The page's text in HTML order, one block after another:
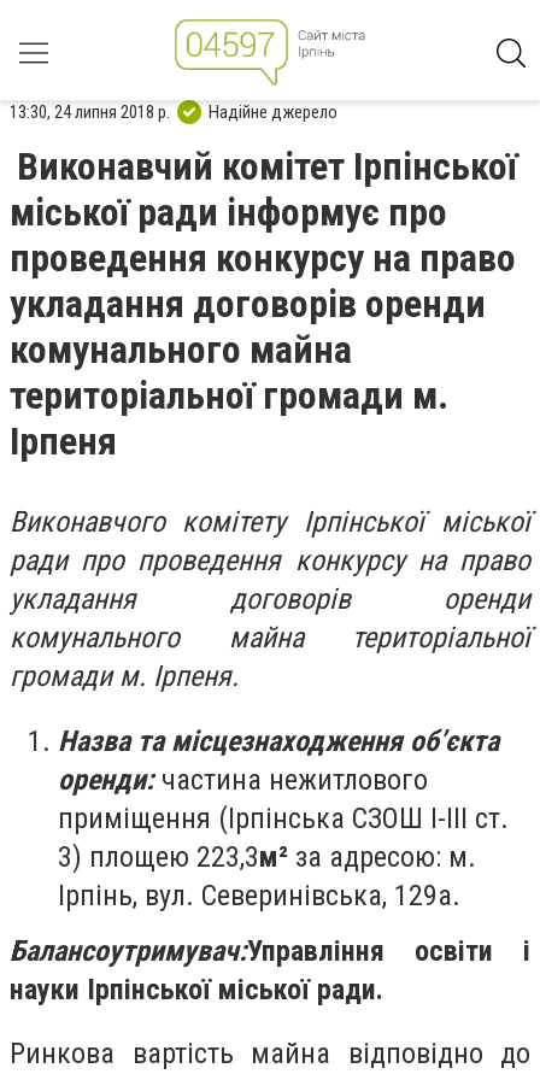
13:30, 24 липня 2018 р. Надійне джерело
Виконавчий комітет Ірпінської
міської ради інформує про
проведення конкурсу на право
укладання договорів оренди
комунального майна
територіальної громади м.
Ірпеня
Виконавчого комітету Ірпінської міської
ради про проведення конкурсу на право
укладання договорів оренди
комунального майна територіальної
громади м. Ірпеня.
Назва та місцезнаходження об’єкта
оренди:частина нежитлового
приміщення (Ірпінська СЗОШ І-ІІІ ст.
3) площею 223,3м² за адресою: м.
Ірпінь, вул. Северинівська, 129а.
Балансоутримувач:Управління освіти і
науки Ірпінської міської ради.
Ринкова вартість майна відповідно до